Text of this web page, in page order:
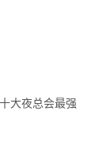
大夜总会最强